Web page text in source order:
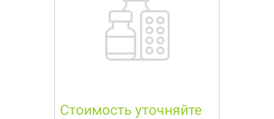
Стоимость уточняйте